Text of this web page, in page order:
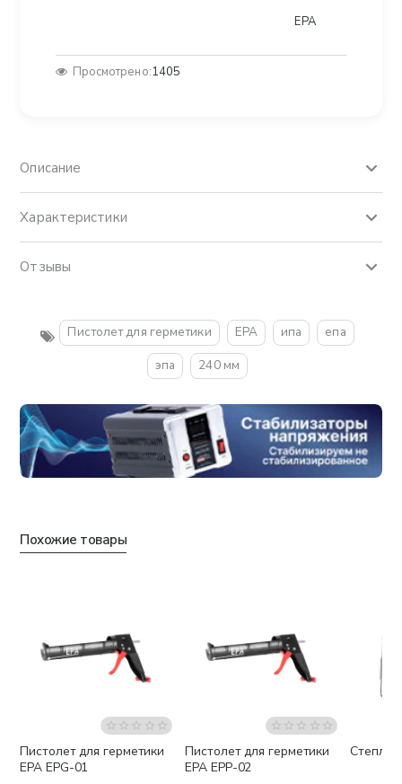
EPA
Просмотрено:1405
Описание
Характеристики
Отзывы
Пистолет для герметики EPA ипа
епа
эпа
240 мм
Похожие товары
Пистолет для герметики
EPA EPG-01
Пистолет для герметики
EPA EPP-02